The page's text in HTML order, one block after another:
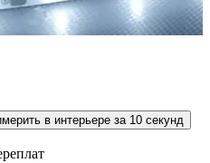
в интерьере за 10 секунд